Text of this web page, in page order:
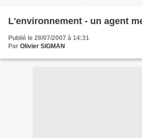
L'environnement - un agent
Publié le 28/07/2007 à 14:31
Par Olivier SIGMAN